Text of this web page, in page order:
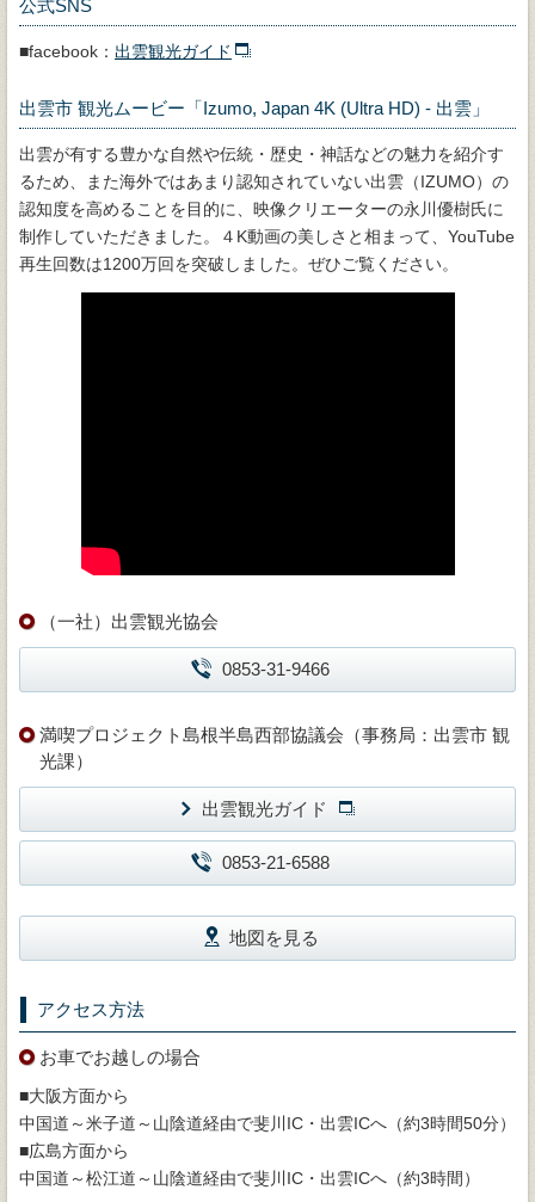
公式SNS
■facebook： 出雲観光ガイド
出雲市 観光ムービー「Izumo, Japan 4K (Ultra HD) - 出雲」
出雲が有する豊かな自然や伝統・歴史・神話などの魅力を紹介す
るため、また海外ではあまり認知されていない出雲（IZUMO）の
認知度を高めることを目的に、映像クリエーターの永川優樹氏に
制作していただきました。４K動画の美しさと相まって、YouTube
再生回数は1200万回を突破しました。ぜひご覧ください。
（一社）出雲観光協会
0853-31-9466
満喫プロジェクト島根半島西部協議会（事務局：出雲市 観
光課）
出雲観光ガイド
0853-21-6588
地図を見る
アクセス方法
お車でお越しの場合
■大阪方面から
中国道～米子道～山陰道経由で斐川IC・出雲ICへ（約3時間50分）
■広島方面から
中国道～松江道～山陰道経由で斐川IC・出雲ICへ（約3時間）